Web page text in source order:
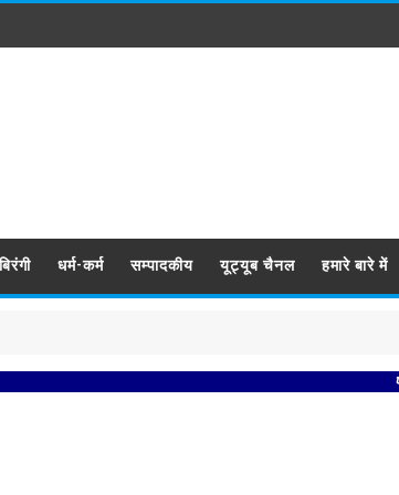
धर्म-कर्म सम्पादकीय यूट्यूब चैनल हमारे बारे में